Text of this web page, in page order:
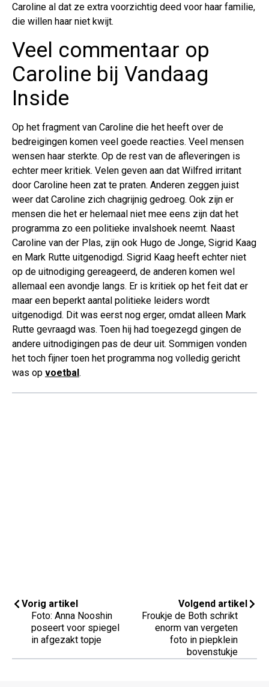
Caroline al dat ze extra voorzichtig deed voor haar familie,
die willen haar niet kwijt.
Veel commentaar op
Caroline bij Vandaag
Inside
Op het fragment van Caroline die het heeft over de
bedreigingen komen veel goede reacties. Veel mensen
wensen haar sterkte. Op de rest van de afleveringen is
echter meer kritiek. Velen geven aan dat Wilfred irritant
door Caroline heen zat te praten. Anderen zeggen juist
weer dat Caroline zich chagrijnig gedroeg. Ook zijn er
mensen die het er helemaal niet mee eens zijn dat het
programma zo een politieke invalshoek neemt. Naast
Caroline van der Plas, zijn ook Hugo de Jonge, Sigrid Kaag
en Mark Rutte uitgenodigd. Sigrid Kaag heeft echter niet
op de uitnodiging gereageerd, de anderen komen wel
allemaal een avondje langs. Er is kritiek op het feit dat er
maar een beperkt aantal politieke leiders wordt
uitgenodigd. Dit was eerst nog erger, omdat alleen Mark
Rutte gevraagd was. Toen hij had toegezegd gingen de
andere uitnodigingen pas de deur uit. Sommigen vonden
het toch fijner toen het programma nog volledig gericht
was op voetbal.
Vorig artikel
Foto: Anna Nooshin
poseert voor spiegel
in afgezakt topje
Volgend artikel
Froukje de Both schrikt
enorm van vergeten
foto in piepklein
bovenstukje